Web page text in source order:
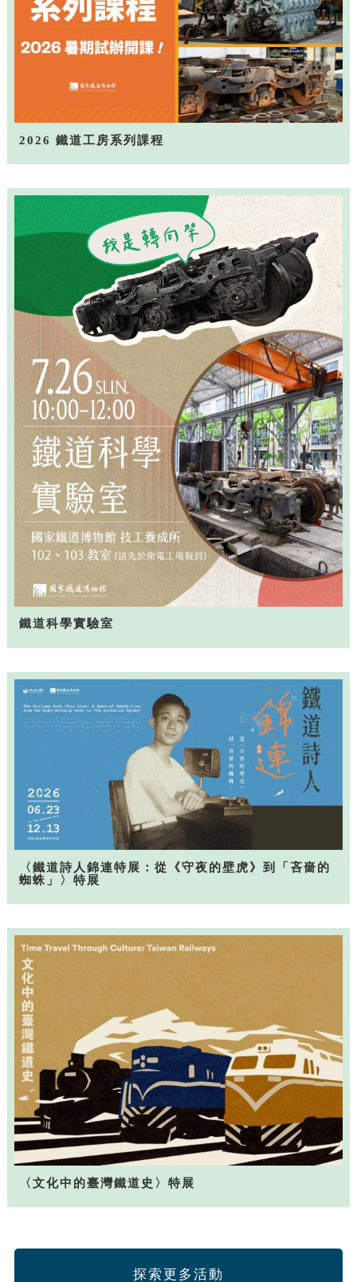
2026 鐵道工房系列課程
鐵道科學實驗室
〈鐵道詩人錦連特展：從《守夜的壁虎》到「吝嗇的
蜘蛛」〉特展
〈文化中的臺灣鐵道史〉特展
探索更多活動